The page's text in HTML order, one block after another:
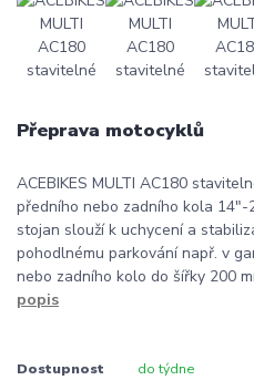
Přeprava motocyklů
ACEBIKES MULTI AC180
předního nebo zadního kola
stojan slouží k uchycení a
pohodlnému parkování např. v
nebo zadního kolo do šířky 200
popis
Dostupnost do týdne